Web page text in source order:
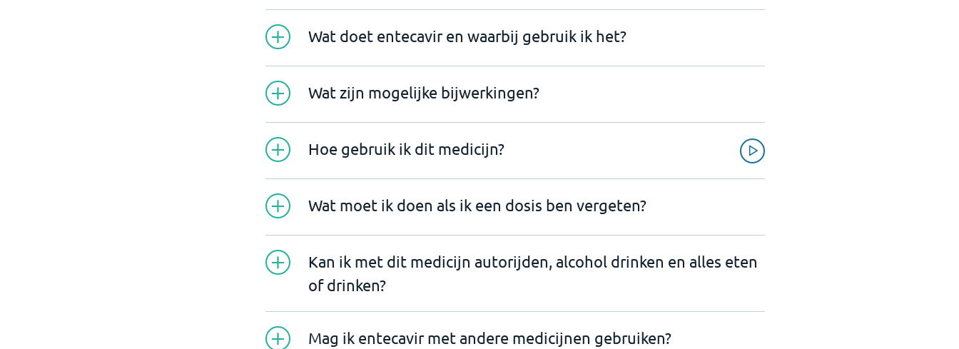
Wat doet entecavir en waarbij gebruik ik het?
Wat zijn mogelijke bijwerkingen?
Hoe gebruik ik dit medicijn?
Wat moet ik doen als ik een dosis ben vergeten?
Kan ik met dit medicijn autorijden, alcohol drinken en alles eten
of drinken?
Mag ik entecavir met andere medicijnen gebruiken?